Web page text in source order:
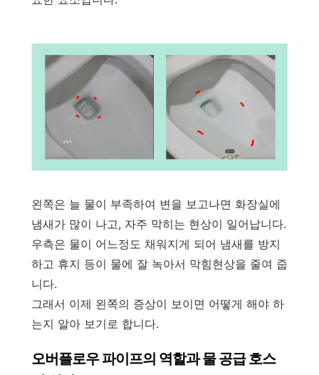
왼쪽은 늘 물이 부족하여 변을 보고나면 화장실에
냄새가 많이 나고, 자주 막히는 현상이 일어납니다.
우측은 물이 어느정도 채워지게 되어 냄새를 방지
하고 휴지 등이 물에 잘 녹아서 막힘현상을 줄여 줍
니다.
그래서 이제 왼쪽의 증상이 보이면 어떻게 해야 하
는지 알아 보기로 합니다.
오버플로우 파이프의 역할과 물 공급 호스